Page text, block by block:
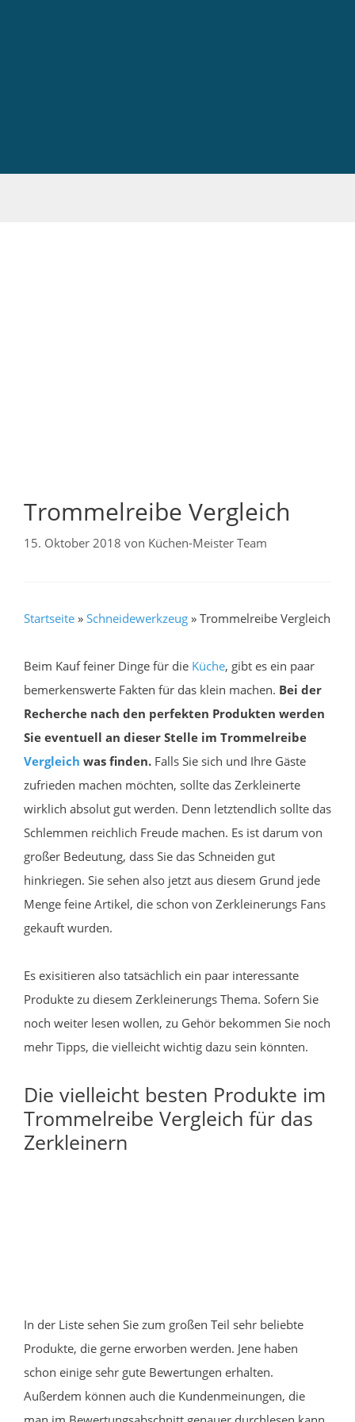
Trommelreibe Vergleich
15. Oktober 2018 von Küchen-Meister Team
Startseite » Schneidewerkzeug » Trommelreibe Vergleich
Beim Kauf feiner Dinge für die Küche, gibt es ein paar
bemerkenswerte Fakten für das klein machen. Bei der
Recherche nach den perfekten Produkten werden
Sie eventuell an dieser Stelle im Trommelreibe
Vergleich was finden. Falls Sie sich und Ihre Gäste
zufrieden machen möchten, sollte das Zerkleinerte
wirklich absolut gut werden. Denn letztendlich sollte das
Schlemmen reichlich Freude machen. Es ist darum von
großer Bedeutung, dass Sie das Schneiden gut
hinkriegen. Sie sehen also jetzt aus diesem Grund jede
Menge feine Artikel, die schon von Zerkleinerungs Fans
gekauft wurden.
Es exisitieren also tatsächlich ein paar interessante
Produkte zu diesem Zerkleinerungs Thema. Sofern Sie
noch weiter lesen wollen, zu Gehör bekommen Sie noch
mehr Tipps, die vielleicht wichtig dazu sein könnten.
Die vielleicht besten Produkte im
Trommelreibe Vergleich für das
Zerkleinern
In der Liste sehen Sie zum großen Teil sehr beliebte
Produkte, die gerne erworben werden. Jene haben
schon einige sehr gute Bewertungen erhalten.
Außerdem können auch die Kundenmeinungen, die